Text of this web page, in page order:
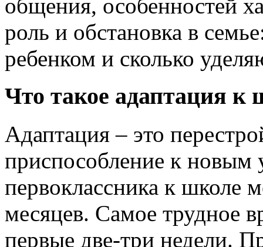
общения, особенностей
роль и обстановка в
ребенком и сколько
Что такое адаптация к
Адаптация – это
приспособление к новым
первоклассника к школе
месяцев. Самое трудное
первые две-три недели.